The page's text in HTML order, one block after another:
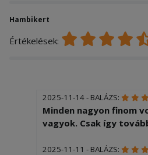
Hambikert
Értékelések:
2025-11-14 - BALÁZS:
Minden nagyon finom
vagyok. Csak így
2025-11-11 - BALÁZS: